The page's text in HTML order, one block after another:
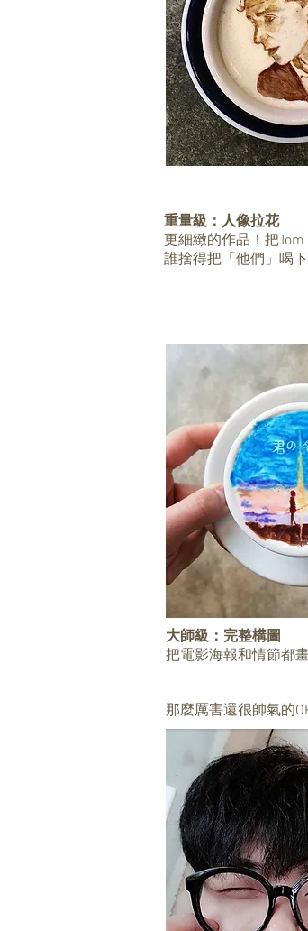
重量級：人像拉花
更細緻的作品！把
誰捨得把「他們」喝
大師級：完整構圖
把電影海報和情節都
那麼厲害還很帥氣的